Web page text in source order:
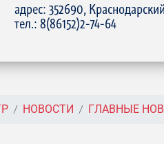
адрес: 352690,
тел.: 8(86152)2-74-64
НОВОСТИ ГЛАВНЫЕ